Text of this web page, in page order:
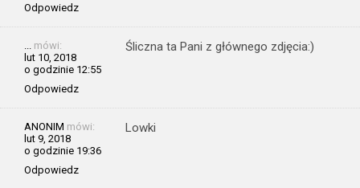
Odpowiedz
mówi:
lut 10, 2018
o godzinie 12:55
Odpowiedz
Śliczna ta Pani z głównego zdjęcia:)
ANONIM mówi:
lut 9, 2018
o godzinie 19:36
Odpowiedz
Lowki